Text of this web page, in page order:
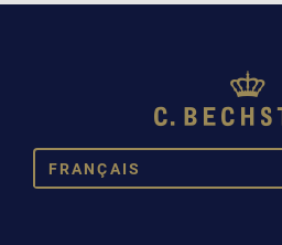
FRANÇAIS